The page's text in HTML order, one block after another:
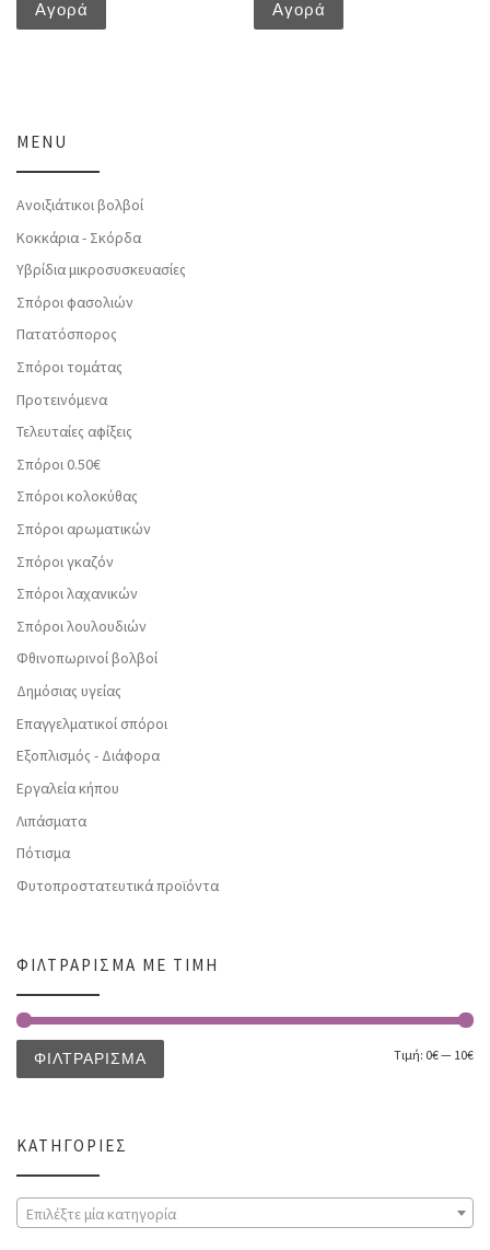
Αγορά Αγορά
MENU
Ανοιξιάτικοι βολβοί
Κοκκάρια - Σκόρδα
Υβρίδια μικροσυσκευασίες
Σπόροι φασολιών
Πατατόσπορος
Σπόροι τομάτας
Προτεινόμενα
Τελευταίες αφίξεις
Σπόροι 0.50€
Σπόροι κολοκύθας
Σπόροι αρωματικών
Σπόροι γκαζόν
Σπόροι λαχανικών
Σπόροι λουλουδιών
Φθινοπωρινοί βολβοί
Δημόσιας υγείας
Επαγγελματικοί σπόροι
Εξοπλισμός - Διάφορα
Εργαλεία κήπου
Λιπάσματα
Πότισμα
Φυτοπροστατευτικά προϊόντα
ΦΙΛΤΡΆΡΙΣΜΑ ΜΕ ΤΙΜΉ
ΦΙΛΤΡΆΡΙΣΜΑ Τιμή: 0€— 10€
ΚΑΤΗΓΟΡΊΕΣ
Επιλέξτε μία κατηγορία